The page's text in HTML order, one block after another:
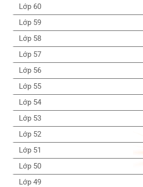
Lớp 60
Lớp 59
Lớp 58
Lớp 57
Lớp 56
Lớp 55
Lớp 54
Lớp 53
Lớp 52
Lớp 51
Lớp 50
Lớp 49